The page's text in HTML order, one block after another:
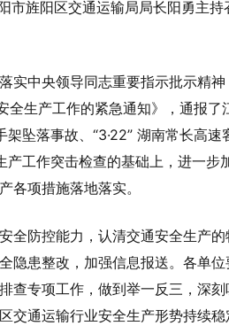
市旌阳区交通运输局局长阳勇主持
实中央领导同志重要指示批示精神
全生产工作的紧急通知》，通报了
坠落事故、“3·22” 湖南常长高速
工作突击检查的基础上，进一步
各项措施落地落实。
全防控能力，认清交通安全生产
隐患整改，加强信息报送。各单
查专项工作，做到举一反三，深刻
通运输行业安全生产形势持续稳